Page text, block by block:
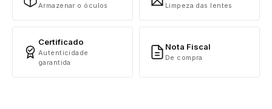
Armazenar o óculos Limpeza das lentes
Certificado
Autenticidade
garantida
Nota Fiscal
De compra